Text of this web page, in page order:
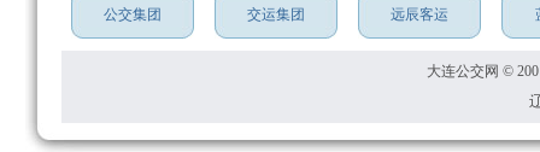
公交集团 交运集团 远辰客运
大连公交网 ©